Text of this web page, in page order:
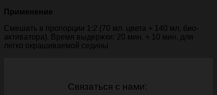
Применение
Смешать в пропорции 1:2 (70 мл. цвета + 140 мл. био-
активатора). Время выдержки: 20 мин. + 10 мин. для
легко окрашиваемой седины
Связаться с нами: